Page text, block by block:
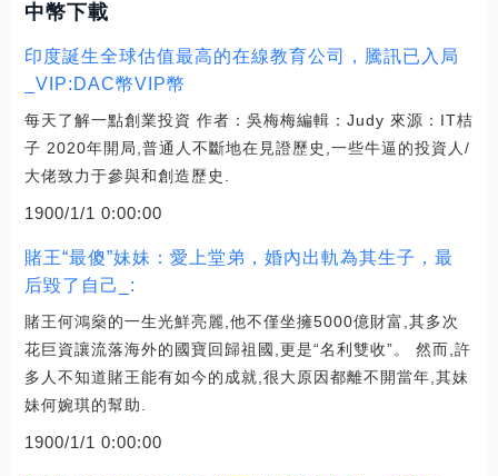
中幣下載
印度誕生全球估值最高的在線教育公司，騰訊已入局
_VIP:DAC幣VIP幣
每天了解一點創業投資 作者：吳梅梅編輯：Judy 來源：IT桔
子 2020年開局,普通人不斷地在見證歷史,一些牛逼的投資人/
大佬致力于參與和創造歷史.
1900/1/1 0:00:00
賭王“最傻”妹妹：愛上堂弟，婚內出軌為其生子，最
后毀了自己_:
賭王何鴻燊的一生光鮮亮麗,他不僅坐擁5000億財富,其多次
花巨資讓流落海外的國寶回歸祖國,更是“名利雙收”。 然而,許
多人不知道賭王能有如今的成就,很大原因都離不開當年,其妹
妹何婉琪的幫助.
1900/1/1 0:00:00